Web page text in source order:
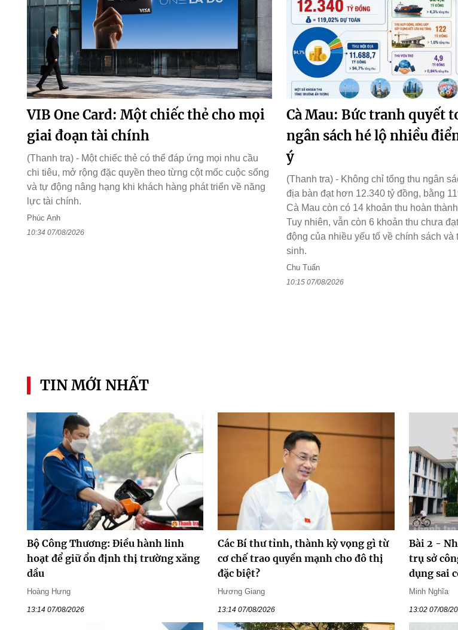
VIB One Card: Một chiếc thẻ cho mọi
giai đoạn tài chính
(Thanh tra) - Một chiếc thẻ có thể đáp ứng mọi nhu cầu
chi tiêu, mở rộng đặc quyền theo từng cột mốc cuộc sống
và tự động nâng hạng khi khách hàng phát triển về năng
lực tài chính.
Phúc Anh
10:34 07/08/2026
Cà Mau: Bức tranh quyết
ngân sách hé lộ nhiều
ý
(Thanh tra) - Không chỉ tổng thu ngân
địa bàn đạt hơn 12.340 tỷ đồng, bằng
Cà Mau còn có 14 khoản thu hoàn
Tuy nhiên, vẫn còn 6 khoản thu chưa
động của nhiều yếu tố về chính sách và
sinh.
Chu Tuấn
10:15 07/08/2026
TIN MỚI NHẤT
Bộ Công Thương: Điều hành linh
hoạt để giữ ổn định thị trường xăng
dầu
Hoàng Hưng
13:14 07/08/2026
Các Bí thư tỉnh, thành kỳ vọng gì từ
cơ chế trao quyền mạnh cho đô thị
đặc biệt?
Hương Giang
13:14 07/08/2026
Bài 2 -
trụ sở
dụng sai
Minh Nghĩa
13:02 07/08/